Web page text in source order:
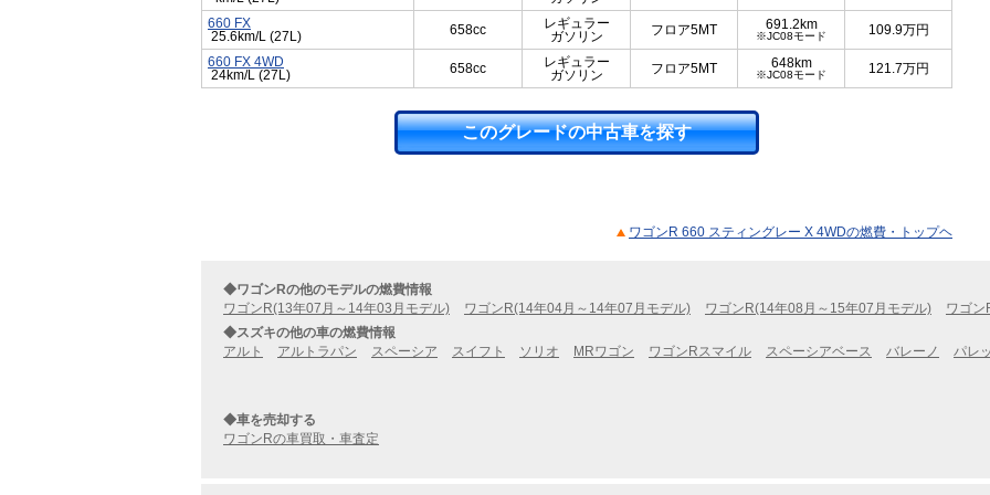
660 FX
25.6km/L (27L)
658cc
レギュラー
ガソリン
フロア5MT 691.2km
※JC08モード 109.9万円
660 FX 4WD
24km/L (27L)
658cc
レギュラー
ガソリン
フロア5MT 648km
※JC08モード 121.7万円
このグレードの中古車を探す
ワゴンR 660 スティングレー X 4WDの燃費・トップヘ
◆ワゴンRの他のモデルの燃費情報
ワゴンR(13年07月～14年03月モデル)
ワゴンR(14年04月～14年07月モデル) ワゴンR(14年08月～15年07月モデル)
ワゴ
◆スズキの他の車の燃費情報
アルト
アルトラパン スペーシア スイフト ソリオ MRワゴン ワゴンRスマイル スペーシアベース バレーノ パレ
◆車を売却する
ワゴンRの車買取・車査定